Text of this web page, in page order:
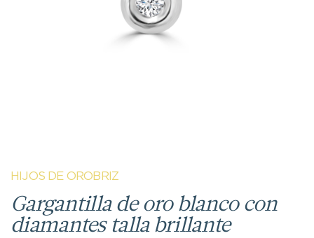
HIJOS DE OROBRIZ
Gargantilla de oro blanco con
diamantes talla brillante